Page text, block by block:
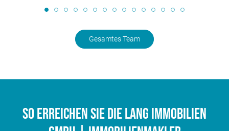
Gesamtes Team
So erreichen Sie die Lang Immobilien